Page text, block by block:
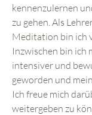
kennenzulernen
zu gehen. Als
Meditation bin ich
Inzwischen bin ich
intensiver und
geworden und
Ich freue mich
weitergeben zu